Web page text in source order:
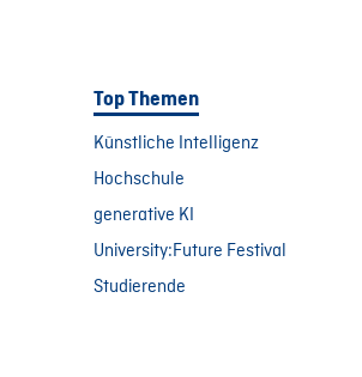
Top Themen
Künstliche Intelligenz
Hochschule
generative KI
University:Future Festival
Studierende